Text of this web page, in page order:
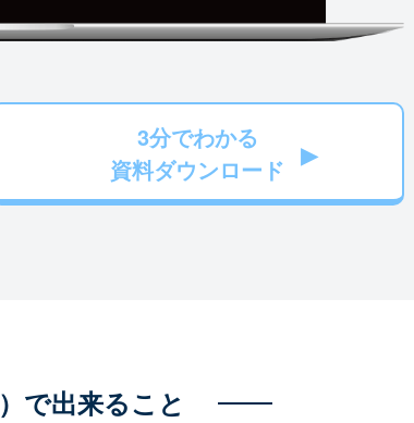
3分でわかる
資料ダウンロード
で出来ること